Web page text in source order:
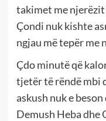
takimet me njerëzit
Çondi nuk kishte
ngjau më tepër me
Çdo minutë që
tjetër të rëndë mbi
askush nuk e
Demush Heba dhe